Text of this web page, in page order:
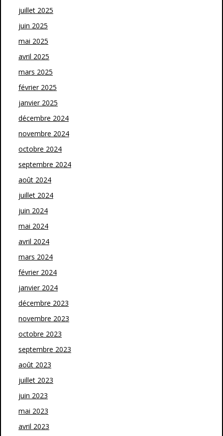
juillet 2025
juin 2025
mai 2025
avril 2025
mars 2025
février 2025
janvier 2025
décembre 2024
novembre 2024
octobre 2024
septembre 2024
août 2024
juillet 2024
juin 2024
mai 2024
avril 2024
mars 2024
février 2024
janvier 2024
décembre 2023
novembre 2023
octobre 2023
septembre 2023
août 2023
juillet 2023
juin 2023
mai 2023
avril 2023